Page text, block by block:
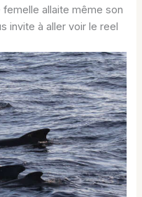
allaite même son
invite à aller voir le reel